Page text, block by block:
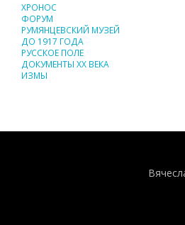
ХРОНОС
ФОРУМ
РУМЯНЦЕВСКИЙ МУЗЕЙ
ДО 1917 ГОДА
РУССКОЕ ПОЛЕ
ДОКУМЕНТЫ XX ВЕКА
ИЗМЫ